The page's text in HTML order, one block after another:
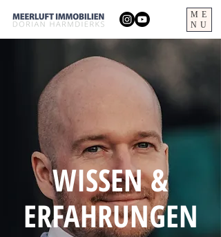
ME
NU
WISSEN &
ERFAHRUNGEN